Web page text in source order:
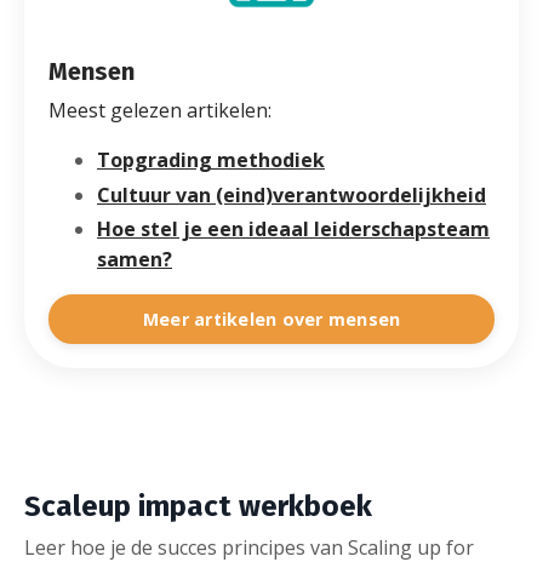
Mensen
Meest gelezen artikelen:
Topgrading methodiek
Cultuur van (eind)verantwoordelijkheid
Hoe stel je een ideaal leiderschapsteam
samen?
Meer artikelen over mensen
Scaleup impact werkboek
Leer hoe je de succes principes van Scaling up for